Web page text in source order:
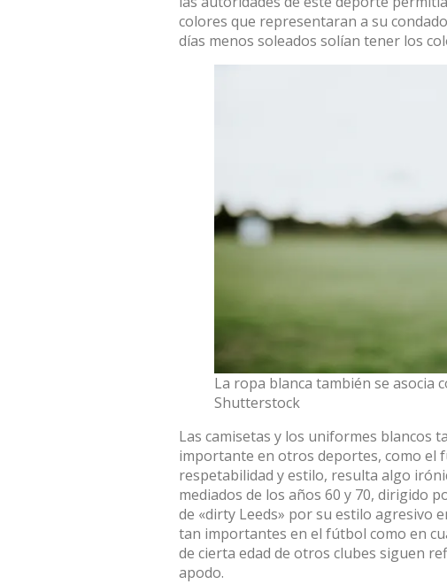
colores que representaran a su
días menos soleados solían tener los
La ropa blanca también se asocia
Shutterstock
Las camisetas y los uniformes blancos
importante en otros deportes, como el
respetabilidad y estilo, resulta algo
mediados de los años 60 y 70, dirigido
de «dirty Leeds» por su estilo agresivo
tan importantes en el fútbol como en
de cierta edad de otros clubes siguen
apodo.